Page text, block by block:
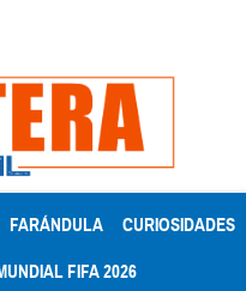
FARÁNDULA CURIOSIDADES
FIFA 2026